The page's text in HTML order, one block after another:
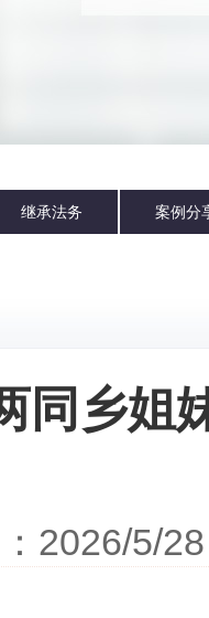
继承法务 案例分
同乡姐
：2026/5/